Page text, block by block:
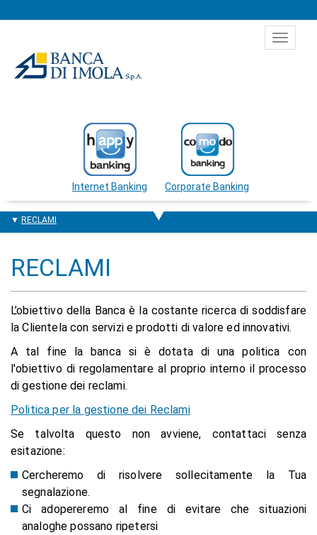
Toggle
Internet Banking Corporate Banking
RECLAMI
RECLAMI
L’obiettivo della Banca è la costante ricerca di soddisfare
la Clientela con servizi e prodotti di valore ed innovativi.
A tal fine la banca si è dotata di una politica con
l'obiettivo di regolamentare al proprio interno il processo
di gestione dei reclami.
Politica per la gestione dei Reclami
Se talvolta questo non avviene, contattaci senza
esitazione:
Cercheremo di risolvere sollecitamente la Tua
segnalazione.
Ci adopereremo al fine di evitare che situazioni
analoghe possano ripetersi